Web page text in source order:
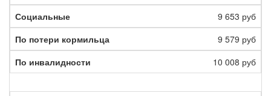
9 653 руб
9 579 руб
10 008 руб